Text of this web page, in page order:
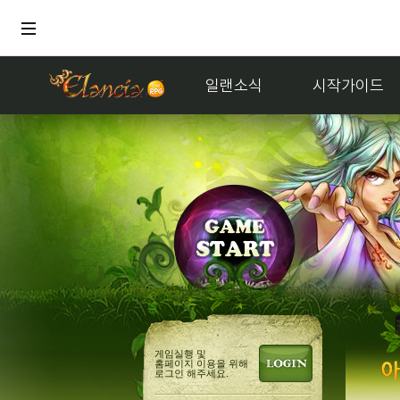
일랜소식 시작가이드
게임실행 및
홈페이지 이용을 위해
로그인 해주세요.